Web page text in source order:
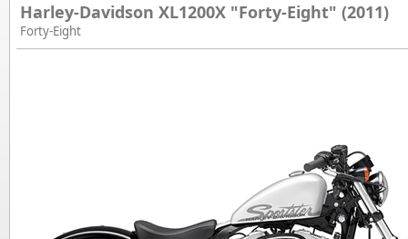
Harley-Davidson XL1200X "Forty-Eight" (2011)
Forty-Eight